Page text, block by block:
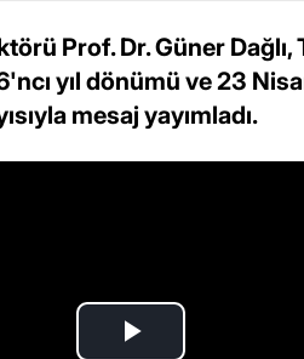
Prof. Dr. Güner
yıl dönümü ve 23
mesaj yayımladı.